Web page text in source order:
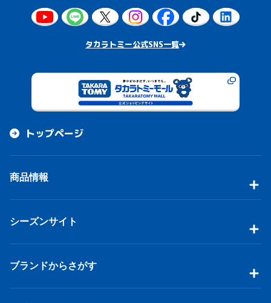
タカラトミー公式SNS一覧
トップページ
商品情報
シーズンサイト
ブランドからさがす